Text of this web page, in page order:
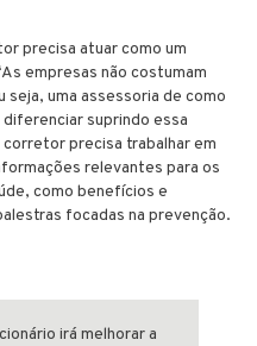
precisa atuar como um
empresas não costumam
uma assessoria de como
suprindo essa
precisa trabalhar em
relevantes para os
como benefícios e
focadas na prevenção.
irá melhorar a